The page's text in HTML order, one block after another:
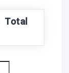
Total